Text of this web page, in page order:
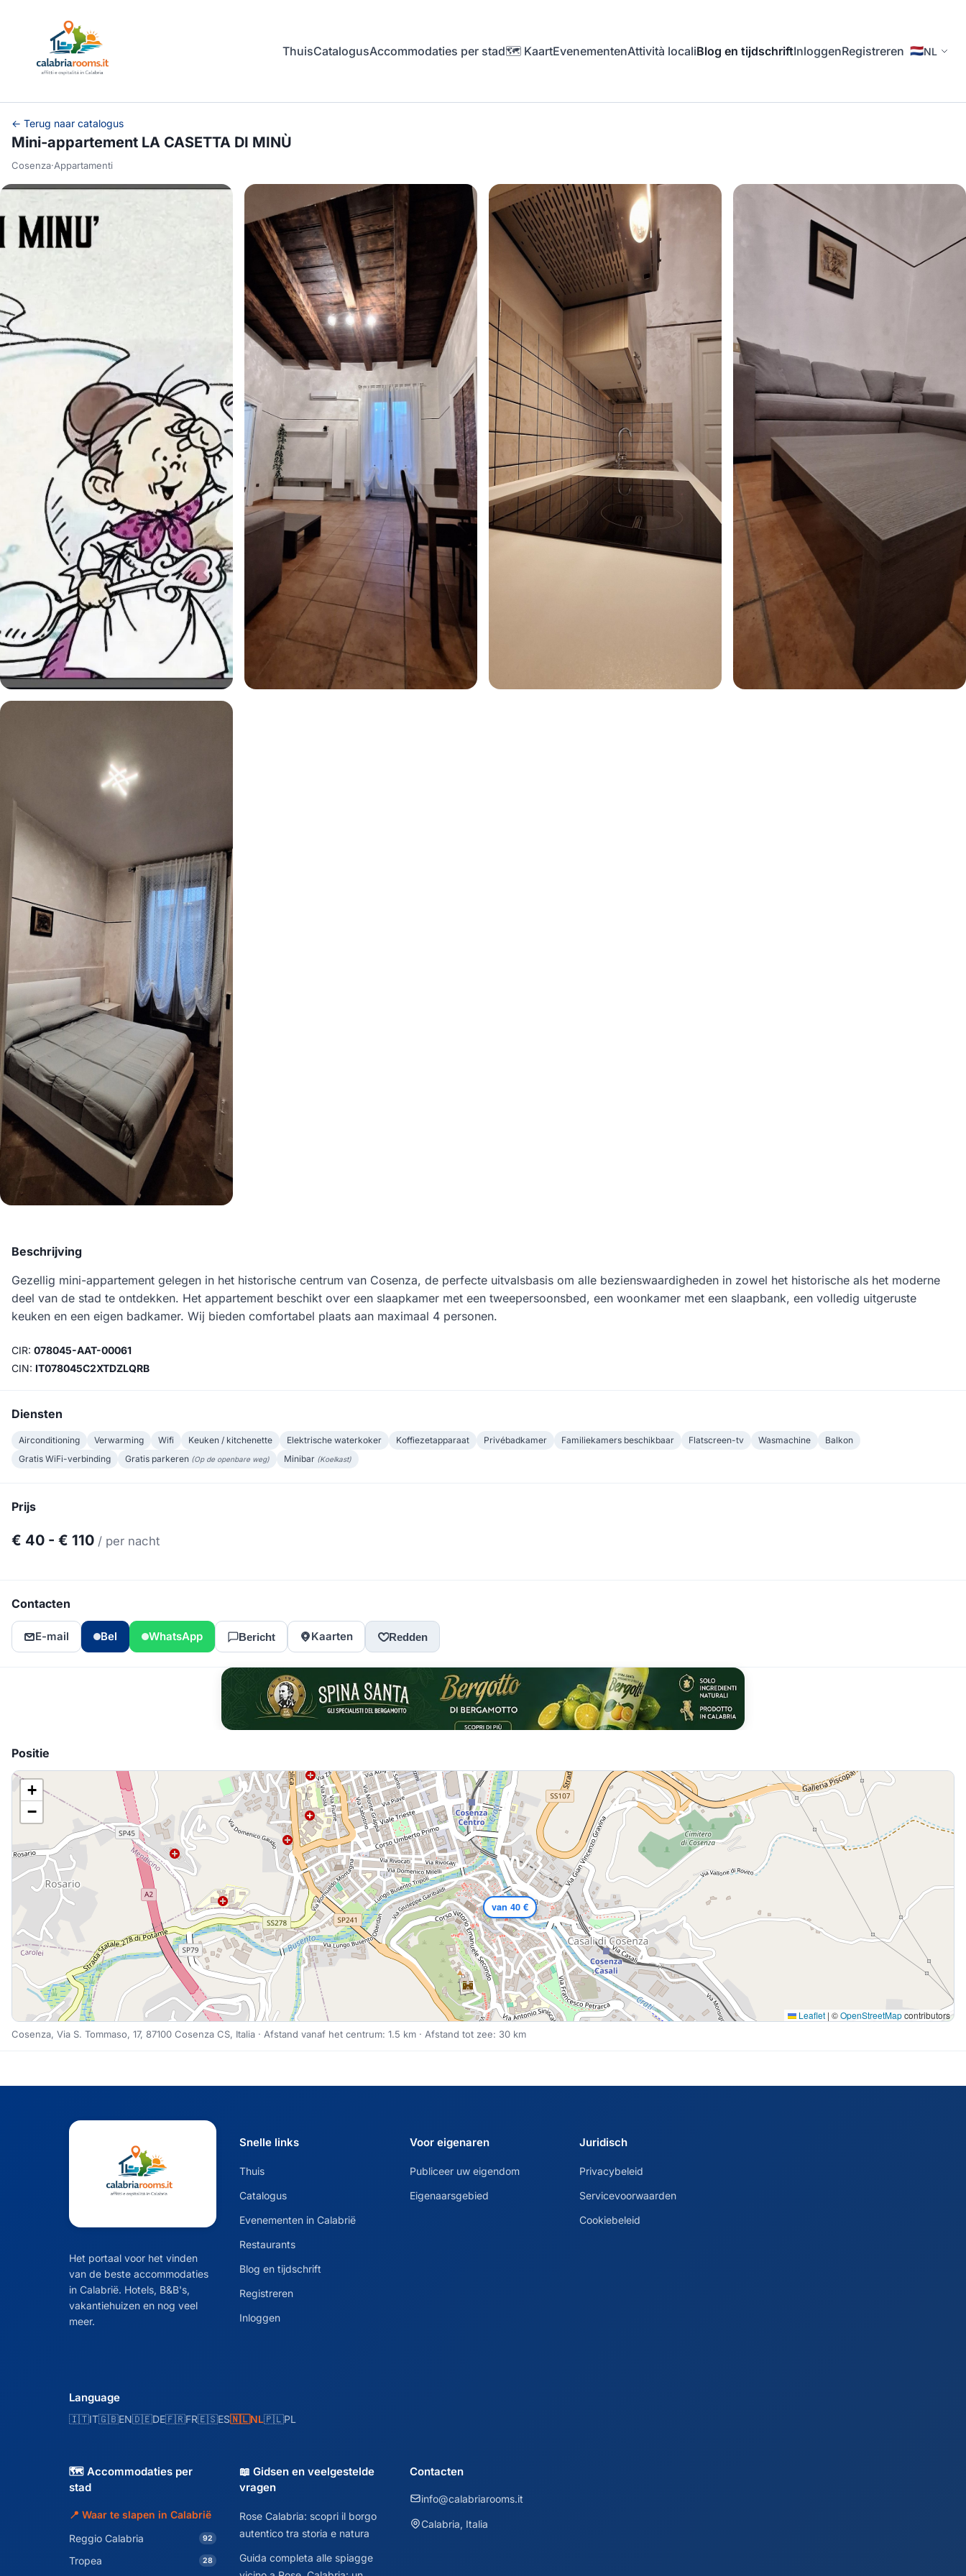
ThuisCatalogusAccommodaties per stad🗺️ KaartEvenementenAttività localiBlog en tijdschriftInloggenRegistreren 🇳🇱NL
← Terug naar catalogus
Mini-appartement LA CASETTA DI MINÙ
Cosenza·Appartamenti
Beschrijving
Gezellig mini-appartement gelegen in het historische centrum van Cosenza, de perfecte uitvalsbasis om alle bezienswaardigheden in zowel het historische als het moderne
deel van de stad te ontdekken. Het appartement beschikt over een slaapkamer met een tweepersoonsbed, een woonkamer met een slaapbank, een volledig uitgeruste
keuken en een eigen badkamer. Wij bieden comfortabel plaats aan maximaal 4 personen.
CIR: 078045-AAT-00061
CIN: IT078045C2XTDZLQRB
Diensten
Airconditioning Verwarming Wifi Keuken / kitchenette Elektrische waterkoker Koffiezetapparaat Privébadkamer Familiekamers beschikbaar Flatscreen-tv Wasmachine
Balkon
Gratis WiFi-verbinding
Gratis parkeren (Op de openbare weg) Minibar (Koelkast)
Prijs
€ 40 - € 110 / per nacht
Contacten
E-mail Bel WhatsApp Bericht Kaarten Redden
Positie
van 40 €
+
−
Leaflet | ©OpenStreetMapcontributors
Cosenza, Via S. Tommaso, 17, 87100 Cosenza CS, Italia · Afstand vanaf het centrum: 1.5 km · Afstand tot zee: 30 km
Het portaal voor het vinden
van de beste accommodaties
in Calabrië. Hotels, B&B's,
vakantiehuizen en nog veel
meer.
Snelle links
Thuis
Catalogus
Evenementen in Calabrië
Restaurants
Blog en tijdschrift
Registreren
Inloggen
Voor eigenaren
Publiceer uw eigendom
Eigenaarsgebied
Juridisch
Privacybeleid
Servicevoorwaarden
Cookiebeleid
Language
🇮🇹IT🇬🇧EN🇩🇪DE🇫🇷FR🇪🇸ES🇳🇱NL🇵🇱PL
🗺️ Accommodaties per
stad
📍 Waar te slapen in Calabrië
Reggio Calabria
92
Tropea 28
📖 Gidsen en veelgestelde
vragen
Rose Calabria: scopri il borgo
autentico tra storia e natura
Guida completa alle spiagge
Contacten
info@calabriarooms.it
Calabria, Italia